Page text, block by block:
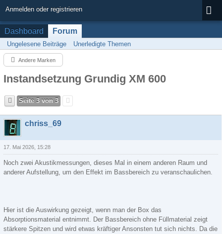
Anmelden oder registrieren
Dashboard Forum
Ungelesene Beiträge Unerledigte Themen
Andere Marken
Instandsetzung Grundig XM 600
Seite 3 von 3
chriss_69
17. Mai 2026, 15:28
Noch zwei Akustikmessungen, dieses Mal in einem anderen Raum und
anderer Aufstellung, um den Effekt im Bassbereich zu veranschaulichen.
Hier ist die Auswirkung gezeigt, wenn man der Box das
Absorptionsmaterial entnimmt. Der Bassbereich ohne Füllmaterial zeigt
stärkere Spitzen und wird etwas kräftiger Ansonsten tut sich nichts. Da die